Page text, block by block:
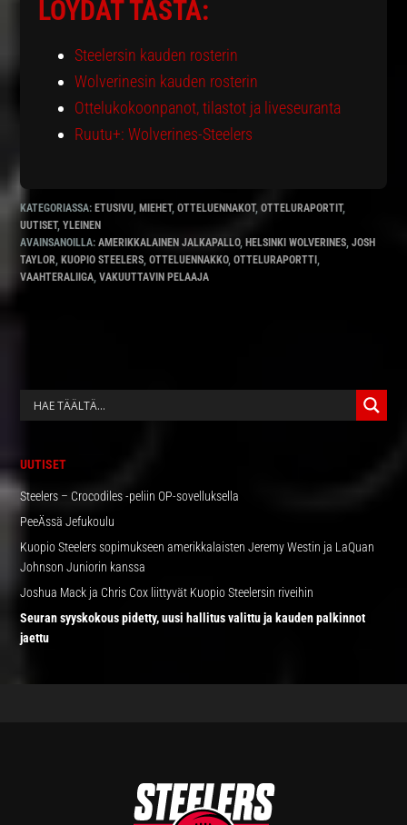
LÖYDÄT TÄSTÄ:
Steelersin kauden rosterin
Wolverinesin kauden rosterin
Ottelukokoonpanot, tilastot ja liveseuranta
Ruutu+: Wolverines-Steelers
KATEGORIASSA: ETUSIVU, MIEHET,OTTELUENNAKOT,OTTELURAPORTIT,
UUTISET,YLEINEN
AVAINSANOILLA:AMERIKKALAINEN JALKAPALLO, HELSINKI WOLVERINES,JOSH
TAYLOR, KUOPIO STEELERS,OTTELUENNAKKO,OTTELURAPORTTI,
VAAHTERALIIGA,VAKUUTTAVIN PELAAJA
ENSISIJAINEN
UUTISET
Steelers – Crocodiles -peliin OP-sovelluksella
PeeÄssä Jefukoulu
Kuopio Steelers sopimukseen amerikkalaisten Jeremy Westin ja LaQuan
Johnson Juniorin kanssa
Joshua Mack ja Chris Cox liittyvät Kuopio Steelersin riveihin
Seuran syyskokous pidetty, uusi hallitus valittu ja kauden palkinnot
jaettu